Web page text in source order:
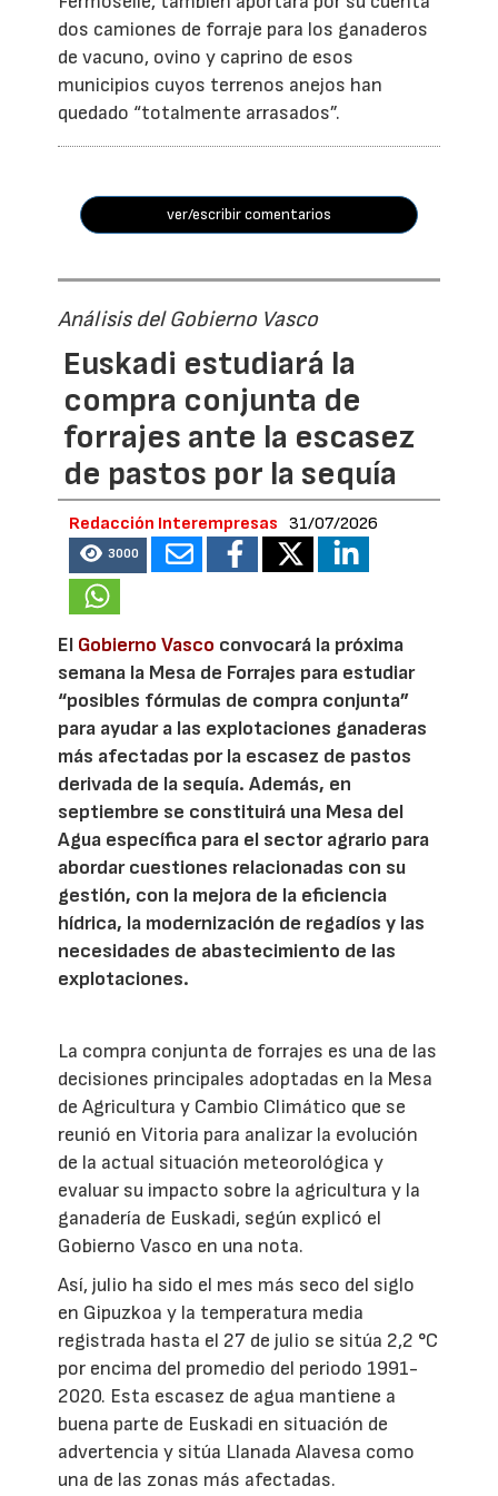
dos camiones de forraje para los ganaderos
de vacuno, ovino y caprino de esos
municipios cuyos terrenos anejos han
quedado “totalmente arrasados”.
ver/escribir comentarios
Análisis del Gobierno Vasco
Euskadi estudiará la
compra conjunta de
forrajes ante la escasez
de pastos por la sequía
Redacción Interempresas 31/07/2026
3000
El Gobierno Vasco convocará la próxima
semana la Mesa de Forrajes para estudiar
“posibles fórmulas de compra conjunta”
para ayudar a las explotaciones ganaderas
más afectadas por la escasez de pastos
derivada de la sequía. Además, en
septiembre se constituirá una Mesa del
Agua específica para el sector agrario para
abordar cuestiones relacionadas con su
gestión, con la mejora de la eficiencia
hídrica, la modernización de regadíos y las
necesidades de abastecimiento de las
explotaciones.
La compra conjunta de forrajes es una de las
decisiones principales adoptadas en la Mesa
de Agricultura y Cambio Climático que se
reunió en Vitoria para analizar la evolución
de la actual situación meteorológica y
evaluar su impacto sobre la agricultura y la
ganadería de Euskadi, según explicó el
Gobierno Vasco en una nota.
Así, julio ha sido el mes más seco del siglo
en Gipuzkoa y la temperatura media
registrada hasta el 27 de julio se sitúa 2,2 °C
por encima del promedio del periodo 1991-
2020. Esta escasez de agua mantiene a
buena parte de Euskadi en situación de
advertencia y sitúa Llanada Alavesa como
una de las zonas más afectadas.